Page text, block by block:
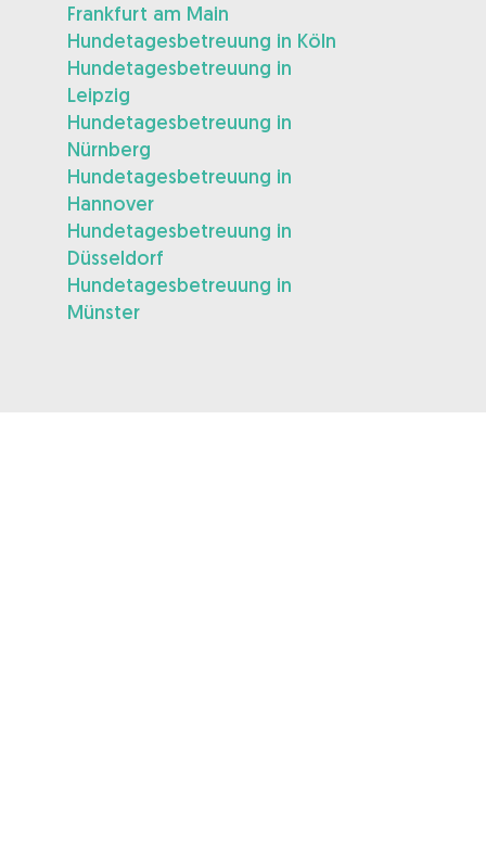
Frankfurt am Main
Hundetagesbetreuung in Köln
Hundetagesbetreuung in
Leipzig
Hundetagesbetreuung in
Nürnberg
Hundetagesbetreuung in
Hannover
Hundetagesbetreuung in
Düsseldorf
Hundetagesbetreuung in
Münster